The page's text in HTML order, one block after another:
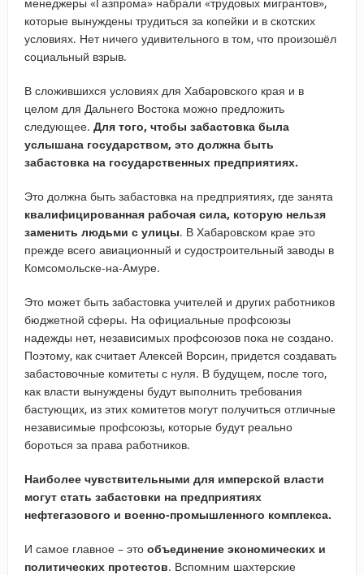
которые вынуждены трудиться за копейки и в скотских
условиях. Нет ничего удивительного в том, что произошёл
социальный взрыв.
В сложившихся условиях для Хабаровского края и в
целом для Дальнего Востока можно предложить
следующее. Для того, чтобы забастовка была
услышана государством, это должна быть
забастовка на государственных предприятиях.
Это должна быть забастовка на предприятиях, где занята
квалифицированная рабочая сила, которую нельзя
заменить людьми с улицы. В Хабаровском крае это
прежде всего авиационный и судостроительный заводы в
Комсомольске-на-Амуре.
Это может быть забастовка учителей и других работников
бюджетной сферы. На официальные профсоюзы
надежды нет, независимых профсоюзов пока не создано.
Поэтому, как считает Алексей Ворсин, придется создавать
забастовочные комитеты с нуля. В будущем, после того,
как власти вынуждены будут выполнить требования
бастующих, из этих комитетов могут получиться отличные
независимые профсоюзы, которые будут реально
бороться за права работников.
Наиболее чувствительными для имперской власти
могут стать забастовки на предприятиях
нефтегазового и военно-промышленного комплекса.
И самое главное – это объединение экономических и
политических протестов. Вспомним шахтерские